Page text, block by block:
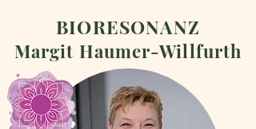
BIORESONANZ
Margit Haumer-Willfurth